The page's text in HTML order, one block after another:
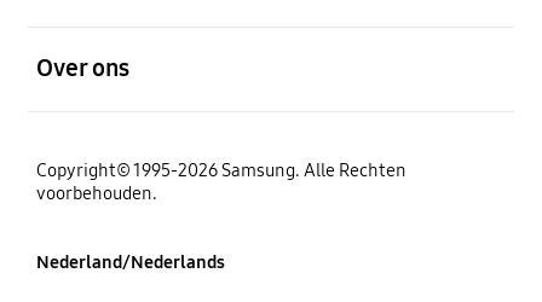
Over ons
Copyright© 1995-2026 Samsung. Alle Rechten
voorbehouden.
Nederland/Nederlands